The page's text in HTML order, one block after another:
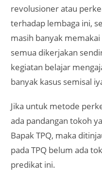
revolusioner atau
terhadap lembaga ini,
masih banyak
semua dikerjakan
kegiatan belajar
banyak kasus semisal
Jika untuk metode
ada pandangan tokoh
Bapak TPQ, maka
pada TPQ belum ada
predikat ini.